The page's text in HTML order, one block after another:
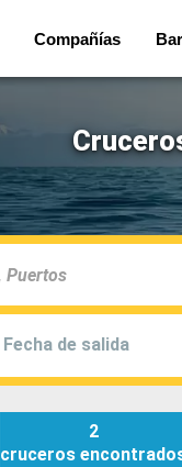
Compañías
Fecha de salida
2
cruceros